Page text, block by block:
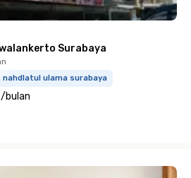
Surabaya
ulama surabaya
/bulan